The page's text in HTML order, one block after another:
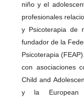
niño y el
profesionales
y Psicoterapia de
fundador de la
Psicoterapia
con asociaciones
Child and
y la European